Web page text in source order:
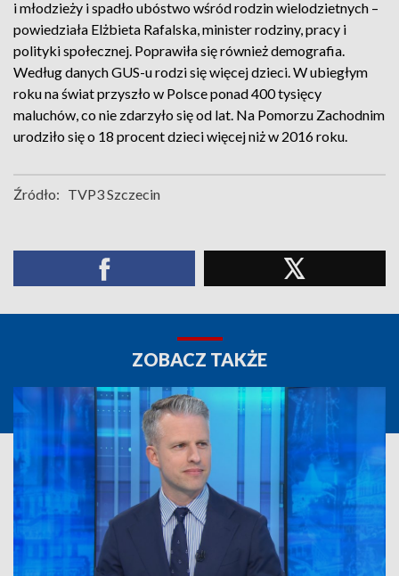
i młodzieży i spadło ubóstwo wśród rodzin wielodzietnych –
powiedziała Elżbieta Rafalska, minister rodziny, pracy i
polityki społecznej. Poprawiła się również demografia.
Według danych GUS-u rodzi się więcej dzieci. W ubiegłym
roku na świat przyszło w Polsce ponad 400 tysięcy
maluchów, co nie zdarzyło się od lat. Na Pomorzu Zachodnim
urodziło się o 18 procent dzieci więcej niż w 2016 roku.
Źródło: TVP3 Szczecin
ZOBACZ TAKŻE